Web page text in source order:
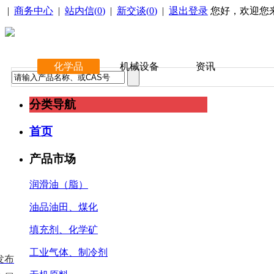
| 商务中心 | 站内信(0) | 新交谈(0) | 退出登录 您好，欢迎您
化学品 机械设备 资讯
分类导航
首页
产品市场
润滑油（脂）
油品油田、煤化
填充剂、化学矿
工业气体、制冷剂
布